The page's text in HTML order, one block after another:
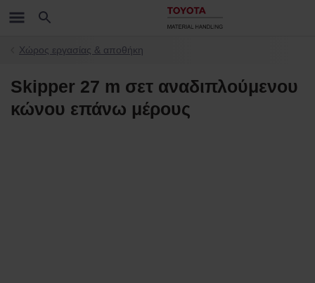
Χώρος εργασίας & αποθήκη
Skipper 27 m σετ αναδιπλούμενου
κώνου επάνω μέρους